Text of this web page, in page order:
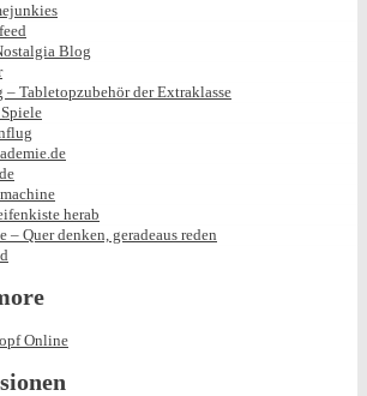
Blog
– Tabletopzubehör der Extraklasse
herab
– Quer denken, geradeaus reden
Online